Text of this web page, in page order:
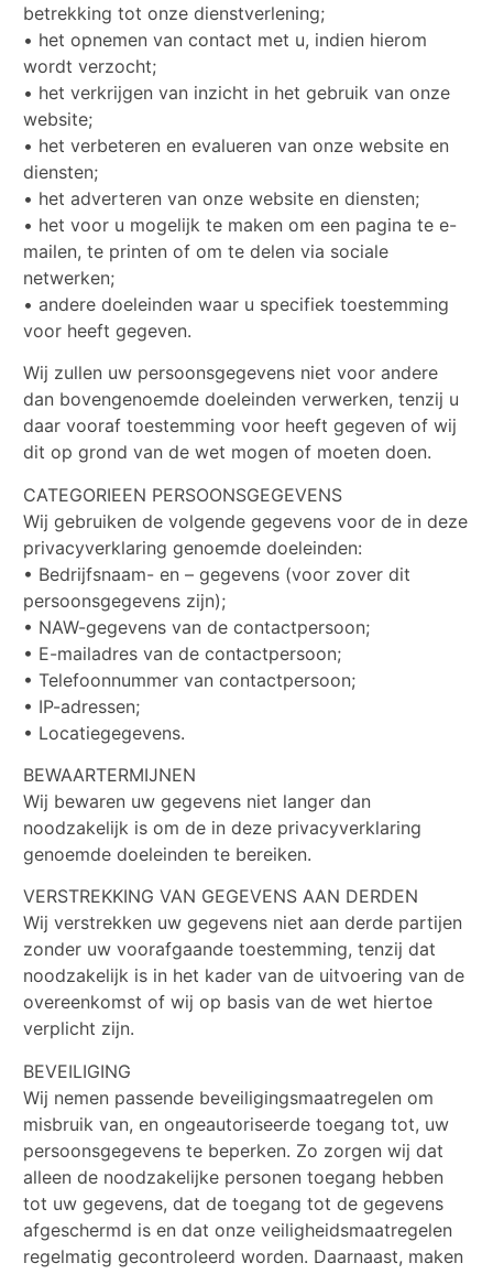
betrekking tot onze dienstverlening;
• het opnemen van contact met u, indien hierom
wordt verzocht;
• het verkrijgen van inzicht in het gebruik van onze
website;
• het verbeteren en evalueren van onze website en
diensten;
• het adverteren van onze website en diensten;
• het voor u mogelijk te maken om een pagina te e-
mailen, te printen of om te delen via sociale
netwerken;
• andere doeleinden waar u specifiek toestemming
voor heeft gegeven.
Wij zullen uw persoonsgegevens niet voor andere
dan bovengenoemde doeleinden verwerken, tenzij u
daar vooraf toestemming voor heeft gegeven of wij
dit op grond van de wet mogen of moeten doen.
CATEGORIEEN PERSOONSGEGEVENS
Wij gebruiken de volgende gegevens voor de in deze
privacyverklaring genoemde doeleinden:
• Bedrijfsnaam- en – gegevens (voor zover dit
persoonsgegevens zijn);
• NAW-gegevens van de contactpersoon;
• E-mailadres van de contactpersoon;
• Telefoonnummer van contactpersoon;
• IP-adressen;
• Locatiegegevens.
BEWAARTERMIJNEN
Wij bewaren uw gegevens niet langer dan
noodzakelijk is om de in deze privacyverklaring
genoemde doeleinden te bereiken.
VERSTREKKING VAN GEGEVENS AAN DERDEN
Wij verstrekken uw gegevens niet aan derde partijen
zonder uw voorafgaande toestemming, tenzij dat
noodzakelijk is in het kader van de uitvoering van de
overeenkomst of wij op basis van de wet hiertoe
verplicht zijn.
BEVEILIGING
Wij nemen passende beveiligingsmaatregelen om
misbruik van, en ongeautoriseerde toegang tot, uw
persoonsgegevens te beperken. Zo zorgen wij dat
alleen de noodzakelijke personen toegang hebben
tot uw gegevens, dat de toegang tot de gegevens
afgeschermd is en dat onze veiligheidsmaatregelen
regelmatig gecontroleerd worden. Daarnaast, maken